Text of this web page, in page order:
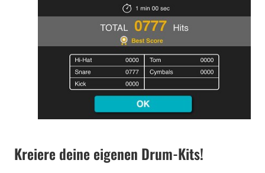
Kreiere deine eigenen Drum-Kits!